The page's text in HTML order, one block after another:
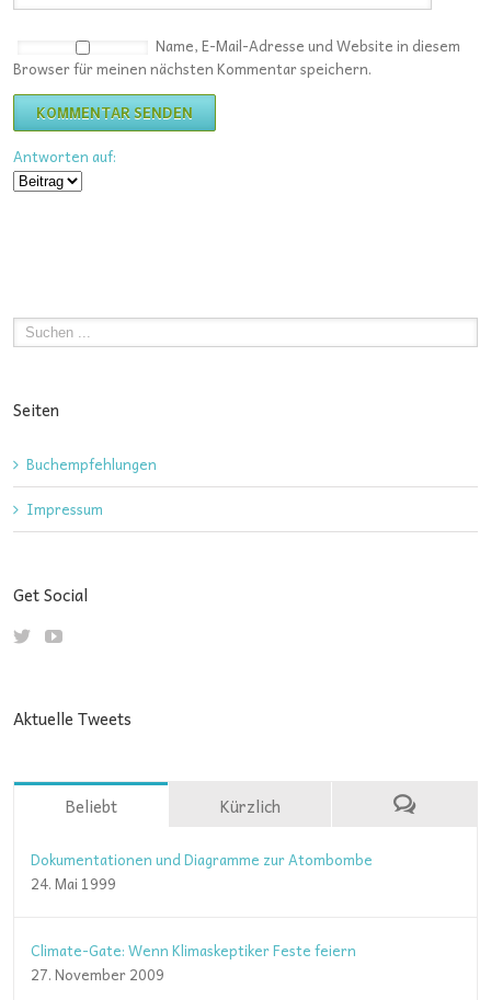
Name, E-Mail-Adresse und Website in diesem
Browser für meinen nächsten Kommentar speichern.
Antworten auf:
Seiten
Buchempfehlungen
Impressum
Get Social
Aktuelle Tweets
Beliebt Kürzlich
Dokumentationen und Diagramme zur Atombombe
24. Mai 1999
Climate-Gate: Wenn Klimaskeptiker Feste feiern
27. November 2009